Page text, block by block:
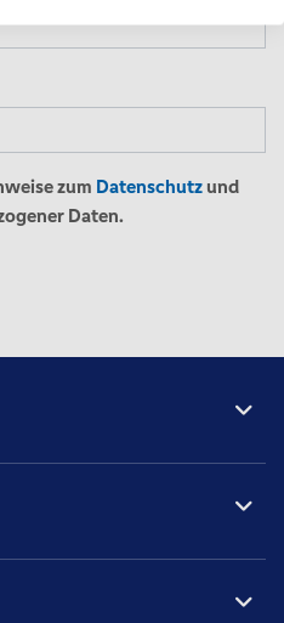
zum Datenschutz und
Daten.